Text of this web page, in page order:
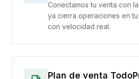
Conectamos tu venta con
ya cierra operaciones en
con velocidad real.
Plan de venta